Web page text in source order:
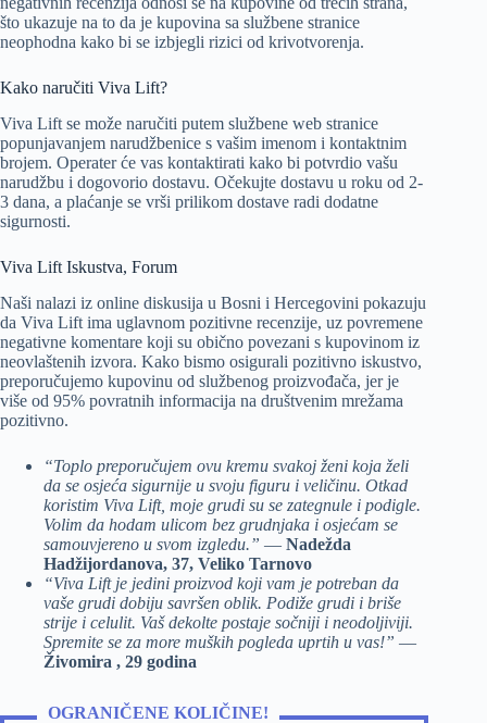
što ukazuje na to da je kupovina sa službene stranice
neophodna kako bi se izbjegli rizici od krivotvorenja.
Kako naručiti Viva Lift?
Viva Lift se može naručiti putem službene web stranice
popunjavanjem narudžbenice s vašim imenom i kontaktnim
brojem. Operater će vas kontaktirati kako bi potvrdio vašu
narudžbu i dogovorio dostavu. Očekujte dostavu u roku od 2-
3 dana, a plaćanje se vrši prilikom dostave radi dodatne
sigurnosti.
Viva Lift Iskustva, Forum
Naši nalazi iz online diskusija u Bosni i Hercegovini pokazuju
da Viva Lift ima uglavnom pozitivne recenzije, uz povremene
negativne komentare koji su obično povezani s kupovinom iz
neovlaštenih izvora. Kako bismo osigurali pozitivno iskustvo,
preporučujemo kupovinu od službenog proizvođača, jer je
više od 95% povratnih informacija na društvenim mrežama
pozitivno.
“Toplo preporučujem ovu kremu svakoj ženi koja želi
da se osjeća sigurnije u svoju figuru i veličinu. Otkad
koristim Viva Lift, moje grudi su se zategnule i podigle.
Volim da hodam ulicom bez grudnjaka i osjećam se
samouvjereno u svom izgledu.” — Nadežda
Hadžijordanova, 37, Veliko Tarnovo
“Viva Lift je jedini proizvod koji vam je potreban da
vaše grudi dobiju savršen oblik. Podiže grudi i briše
strije i celulit. Vaš dekolte postaje sočniji i neodoljiviji.
Spremite se za more muških pogleda uprtih u vas!” —
Živomira , 29 godina
OGRANIČENE KOLIČINE!